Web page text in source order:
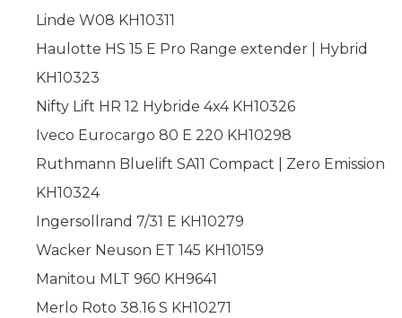
Linde W08 KH10311
Haulotte HS 15 E Pro Range extender | Hybrid
KH10323
Nifty Lift HR 12 Hybride 4x4 KH10326
Iveco Eurocargo 80 E 220 KH10298
Ruthmann Bluelift SA11 Compact | Zero Emission
KH10324
Ingersollrand 7/31 E KH10279
Wacker Neuson ET 145 KH10159
Manitou MLT 960 KH9641
Merlo Roto 38.16 S KH10271